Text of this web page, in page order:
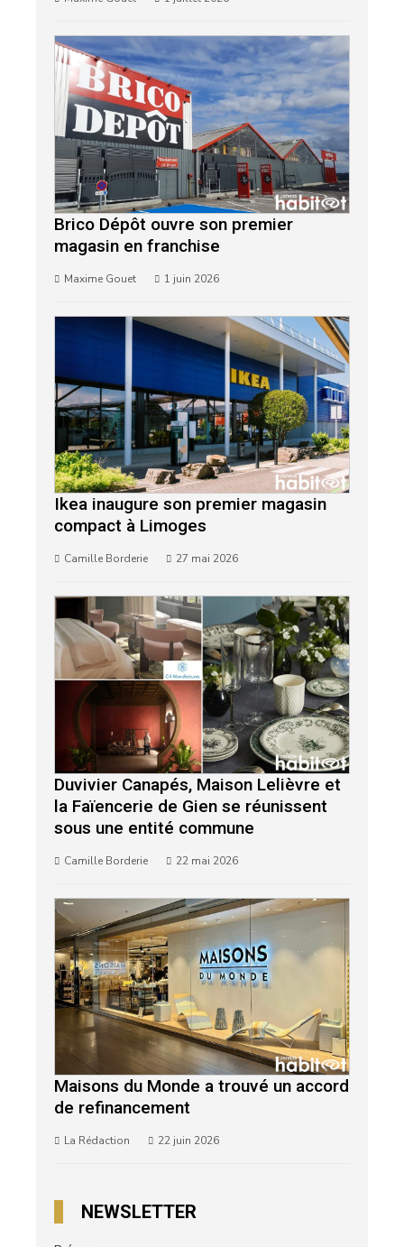
Brico Dépôt ouvre son premier
magasin en franchise
Maxime Gouet 1 juin 2026
Ikea inaugure son premier magasin
compact à Limoges
Camille Borderie 27 mai 2026
Duvivier Canapés, Maison Lelièvre et
la Faïencerie de Gien se réunissent
sous une entité commune
Camille Borderie 22 mai 2026
Maisons du Monde a trouvé un accord
de refinancement
La Rédaction 22 juin 2026
NEWSLETTER